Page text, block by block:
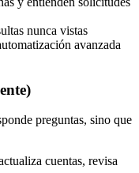
nunca vistas
avanzada
preguntas, sino que
cuentas, revisa